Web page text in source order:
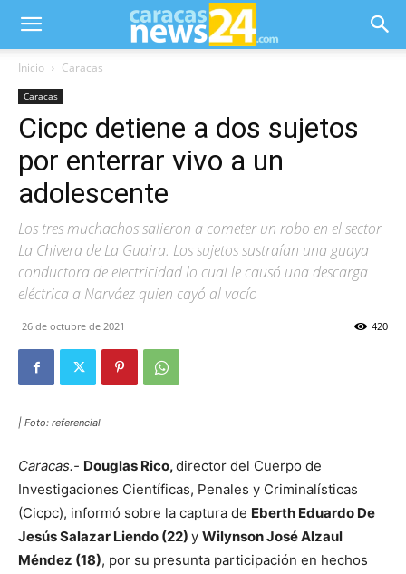
Inicio Caracas
Caracas
Cicpc detiene a dos sujetos
por enterrar vivo a un
adolescente
Los tres muchachos salieron a cometer un robo en el sector
La Chivera de La Guaira. Los sujetos sustraían una guaya
conductora de electricidad lo cual le causó una descarga
eléctrica a Narváez quien cayó al vacío
26 de octubre de 2021 420
| Foto: referencial
Caracas.- Douglas Rico,director del Cuerpo de
Investigaciones Científicas, Penales y Criminalísticas
(Cicpc), informó sobre la captura de Eberth Eduardo De
Jesús Salazar Liendo (22) y Wilynson José Alzaul
Méndez (18), por su presunta participación en hechos